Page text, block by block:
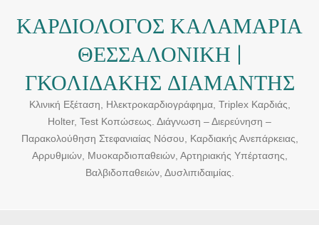
ΚΑΡΔΙΟΛΟΓΟΣ ΚΑΛΑΜΑΡΙΑ
ΘΕΣΣΑΛΟΝΙΚΗ |
ΓΚΟΛΙΔΑΚΗΣ ΔΙΑΜΑΝΤΗΣ
Κλινική Εξέταση, Ηλεκτροκαρδιογράφημα, Triplex Καρδιάς,
Holter, Test Κοπώσεως. Διάγνωση – Διερεύνηση –
Παρακολούθηση Στεφανιαίας Νόσου, Καρδιακής Ανεπάρκειας,
Αρρυθμιών, Μυοκαρδιοπαθειών, Αρτηριακής Υπέρτασης,
Βαλβιδοπαθειών, Δυσλιπιδαιμίας.